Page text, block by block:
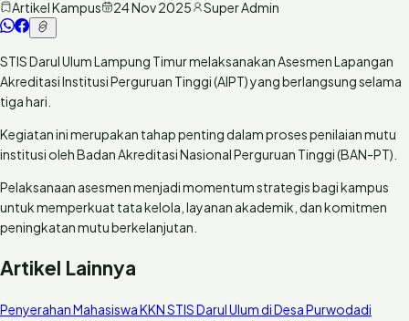
Artikel Kampus 24 Nov 2025 Super Admin
STIS Darul Ulum Lampung Timur melaksanakan Asesmen Lapangan
Akreditasi Institusi Perguruan Tinggi (AIPT) yang berlangsung selama
tiga hari.
Kegiatan ini merupakan tahap penting dalam proses penilaian mutu
institusi oleh Badan Akreditasi Nasional Perguruan Tinggi (BAN-PT).
Pelaksanaan asesmen menjadi momentum strategis bagi kampus
untuk memperkuat tata kelola, layanan akademik, dan komitmen
peningkatan mutu berkelanjutan.
Artikel Lainnya
Penyerahan Mahasiswa KKN STIS Darul Ulum di Desa Purwodadi